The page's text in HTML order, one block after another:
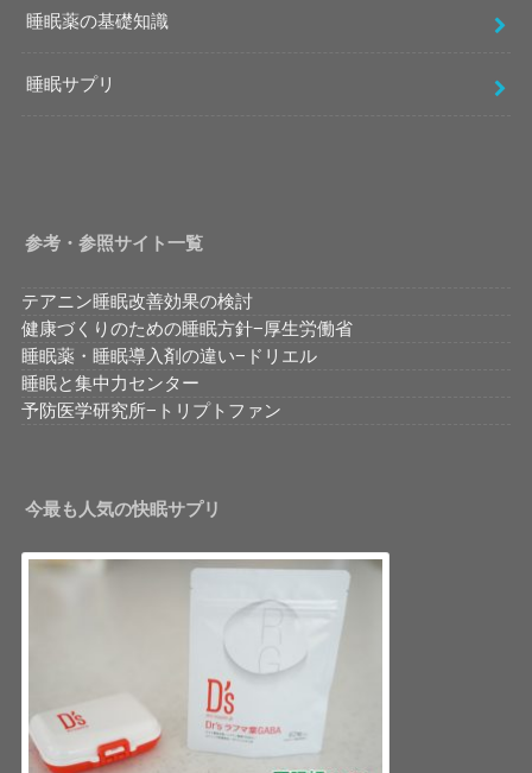
睡眠薬の基礎知識
睡眠サプリ
参考・参照サイト一覧
テアニン睡眠改善効果の検討
健康づくりのための睡眠方針−厚生労働省
睡眠薬・睡眠導入剤の違い−ドリエル
睡眠と集中力センター
予防医学研究所−トリプトファン
今最も人気の快眠サプリ